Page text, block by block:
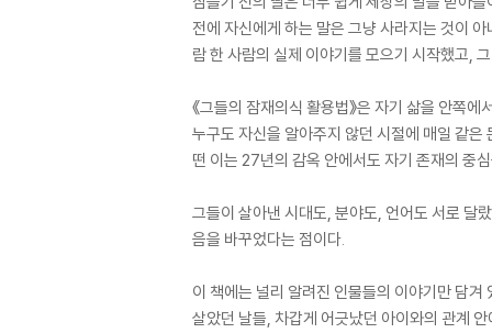
전에 자신에게 하는 말은 그냥 사라지는 것이
람 한 사람의 실제 이야기를 모으기 시작했고,
《그들의 잠재의식 활용법》은 자기 삶을 안쪽
누구도 자신을 알아주지 않던 시절에 매일 같
떤 이는 27년의 감옥 안에서도 자기 존재의 중
그들이 살아낸 시대도, 분야도, 언어도 서로 달
음을 바꾸었다는 점이다.
이 책에는 널리 알려진 인물들의 이야기만 담
살았던 날들, 차갑게 어긋났던 아이와의 관계